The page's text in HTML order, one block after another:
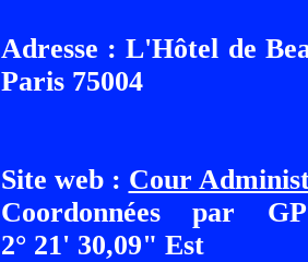
Adresse : L'Hôtel de
Paris 75004
Site web : Cour
Coordonnées par
2° 21' 30,09" Est